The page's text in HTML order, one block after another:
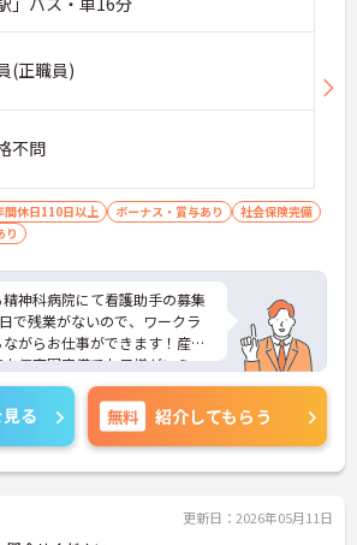
(正職員)
不問
間休日110日以上 ボーナス・賞与あり
社会保険完備
り
神科病院にて看護助手の募集
で残業がないので、ワークラ
がらお仕事ができます！産前
保育園完備でお子様がいらっ
料駐車場があるのでマイカー
せん♪ご興味ある方は面接ポ
ので、お気軽にご連絡くださ
る 無料 紹介してもらう
更新日：2026年05月11日